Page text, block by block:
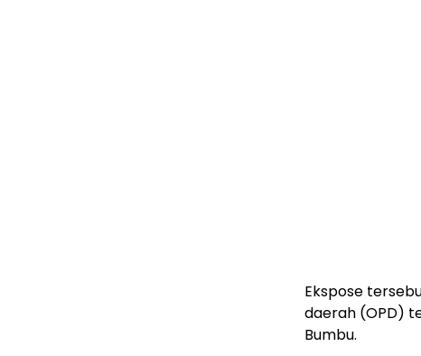
Ekspose
daerah (OPD)
Bumbu.